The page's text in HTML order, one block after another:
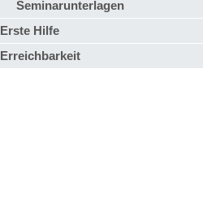
Seminarunterlagen
Erste Hilfe
Erreichbarkeit